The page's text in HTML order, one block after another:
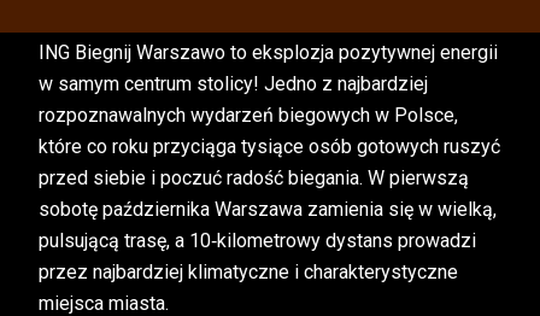
ING Biegnij Warszawo to eksplozja pozytywnej energii
w samym centrum stolicy! Jedno z najbardziej
rozpoznawalnych wydarzeń biegowych w Polsce,
które co roku przyciąga tysiące osób gotowych ruszyć
przed siebie i poczuć radość biegania. W pierwszą
sobotę października Warszawa zamienia się w wielką,
pulsującą trasę, a 10‑kilometrowy dystans prowadzi
przez najbardziej klimatyczne i charakterystyczne
miejsca miasta.